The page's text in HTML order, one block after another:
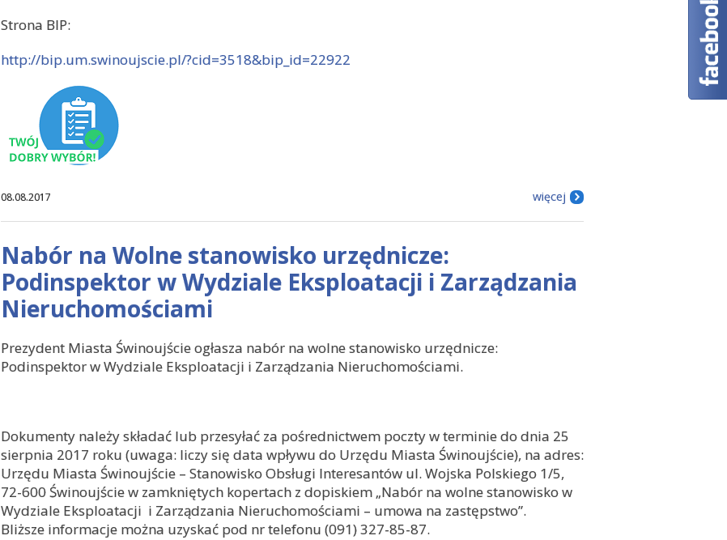
Strona BIP:
http://bip.um.swinoujscie.pl/?cid=3518&bip_id=22922
08.08.2017 więcej
Nabór na Wolne stanowisko urzędnicze:
Podinspektor w Wydziale Eksploatacji i Zarządzania
Nieruchomościami
Prezydent Miasta Świnoujście ogłasza nabór na wolne stanowisko urzędnicze:
Podinspektor w Wydziale Eksploatacji i Zarządzania Nieruchomościami.
Dokumenty należy składać lub przesyłać za pośrednictwem poczty w terminie do dnia 25
sierpnia 2017 roku (uwaga: liczy się data wpływu do Urzędu Miasta Świnoujście), na adres:
Urzędu Miasta Świnoujście – Stanowisko Obsługi Interesantów ul. Wojska Polskiego 1/5,
72-600 Świnoujście w zamkniętych kopertach z dopiskiem „Nabór na wolne stanowisko w
Wydziale Eksploatacji i Zarządzania Nieruchomościami – umowa na zastępstwo”.
Bliższe informacje można uzyskać pod nr telefonu (091) 327-85-87.